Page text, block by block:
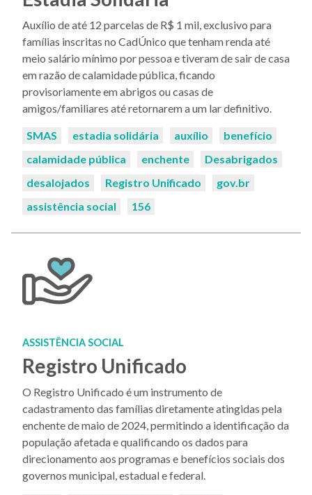
Auxílio de até 12 parcelas de R$ 1 mil, exclusivo para
famílias inscritas no CadÚnico que tenham renda até
meio salário mínimo por pessoa e tiveram de sair de casa
em razão de calamidade pública, ficando
provisoriamente em abrigos ou casas de
amigos/familiares até retornarem a um lar definitivo.
Palavras-
SMAS estadia solidária auxílio
benefício
calamidade pública
enchente
Desabrigados
desalojados
Registro Unificado
gov.br
assistência social
156
ASSISTÊNCIA SOCIAL
Registro Unificado
O Registro Unificado é um instrumento de
cadastramento das famílias diretamente atingidas pela
enchente de maio de 2024, permitindo a identificação da
população afetada e qualificando os dados para
direcionamento aos programas e benefícios sociais dos
governos municipal, estadual e federal.